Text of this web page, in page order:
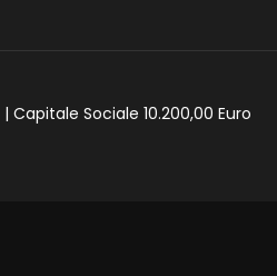
Capitale Sociale 10.200,00 Euro